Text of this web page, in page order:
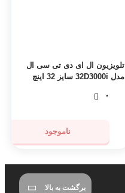
تلویزیون ال ای دی تی سی ال
مدل 32D3000i سایز 32 اینچ
۰
ناموجود
برگشت به بالا